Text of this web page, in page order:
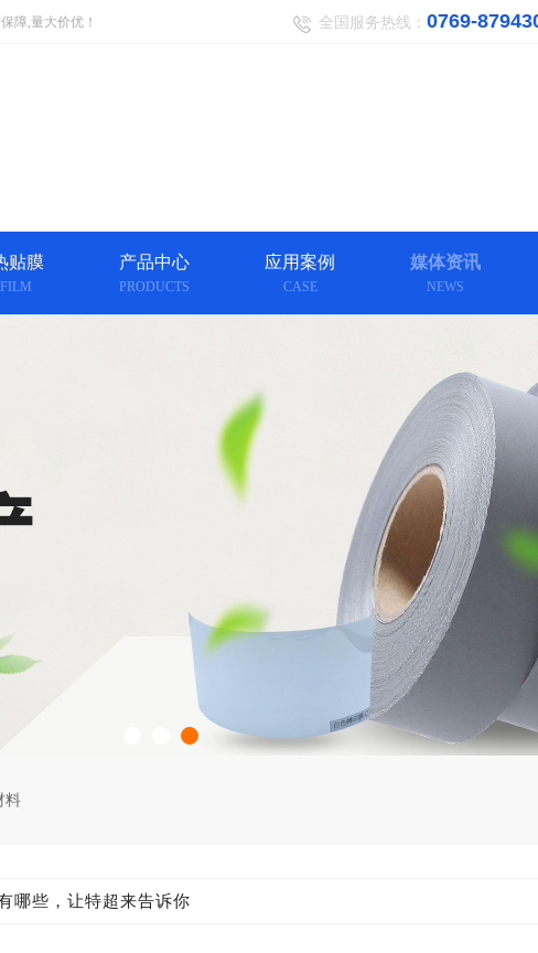
障,量大价优！ 全国服务热线： 0769-
贴膜 产品中心
PRODUCTS
应用案例
CASE
媒体资讯
NEWS
支持 常见问题
料
哪些，让特超来告诉你